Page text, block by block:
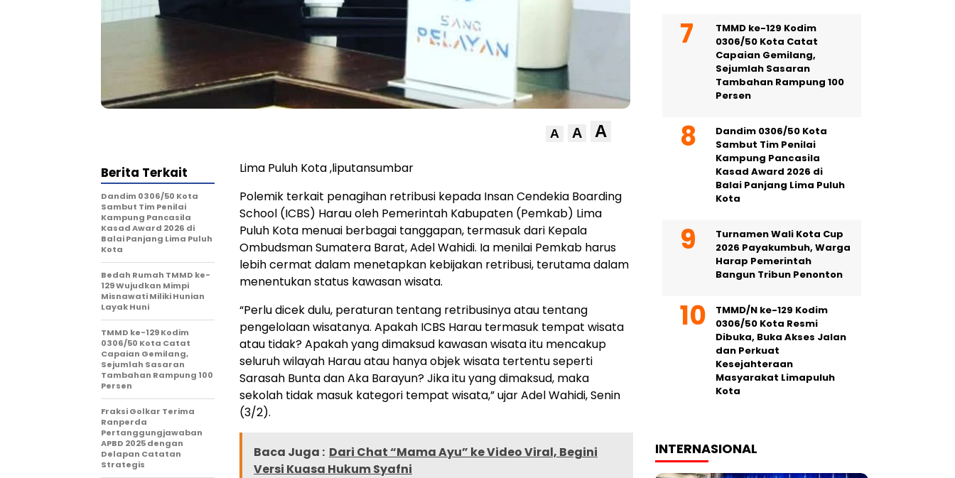
A A A
Lima Puluh Kota ,liputansumbar
Polemik terkait penagihan retribusi kepada Insan Cendekia Boarding
School (ICBS) Harau oleh Pemerintah Kabupaten (Pemkab) Lima
Puluh Kota menuai berbagai tanggapan, termasuk dari Kepala
Ombudsman Sumatera Barat, Adel Wahidi. Ia menilai Pemkab harus
lebih cermat dalam menetapkan kebijakan retribusi, terutama dalam
menentukan status kawasan wisata.
“Perlu dicek dulu, peraturan tentang retribusinya atau tentang
pengelolaan wisatanya. Apakah ICBS Harau termasuk tempat wisata
atau tidak? Apakah yang dimaksud kawasan wisata itu mencakup
seluruh wilayah Harau atau hanya objek wisata tertentu seperti
Sarasah Bunta dan Aka Barayun? Jika itu yang dimaksud, maka
sekolah tidak masuk kategori tempat wisata,” ujar Adel Wahidi, Senin
(3/2).
Baca Juga : Dari Chat “Mama Ayu” ke Video Viral, Begini
Versi Kuasa Hukum Syafni
Berita Terkait
Dandim 0306/50 Kota
Sambut Tim Penilai
Kampung Pancasila
Kasad Award 2026 di
Balai Panjang Lima Puluh
Kota
Bedah Rumah TMMD ke-
129 Wujudkan Mimpi
Misnawati Miliki Hunian
Layak Huni
TMMD ke-129 Kodim
0306/50 Kota Catat
Capaian Gemilang,
Sejumlah Sasaran
Tambahan Rampung 100
Persen
Fraksi Golkar Terima
Ranperda
Pertanggungjawaban
APBD 2025 dengan
Delapan Catatan
Strategis
TMMD ke-129 Kodim
0306/50 Kota Catat
Capaian Gemilang,
Sejumlah Sasaran
Tambahan Rampung 100
Persen
Dandim 0306/50 Kota
Sambut Tim Penilai
Kampung Pancasila
Kasad Award 2026 di
Balai Panjang Lima Puluh
Kota
Turnamen Wali Kota Cup
2026 Payakumbuh, Warga
Harap Pemerintah
Bangun Tribun Penonton
TMMD/N ke-129 Kodim
0306/50 Kota Resmi
Dibuka, Buka Akses Jalan
dan Perkuat
Kesejahteraan
Masyarakat Limapuluh
Kota
INTERNASIONAL